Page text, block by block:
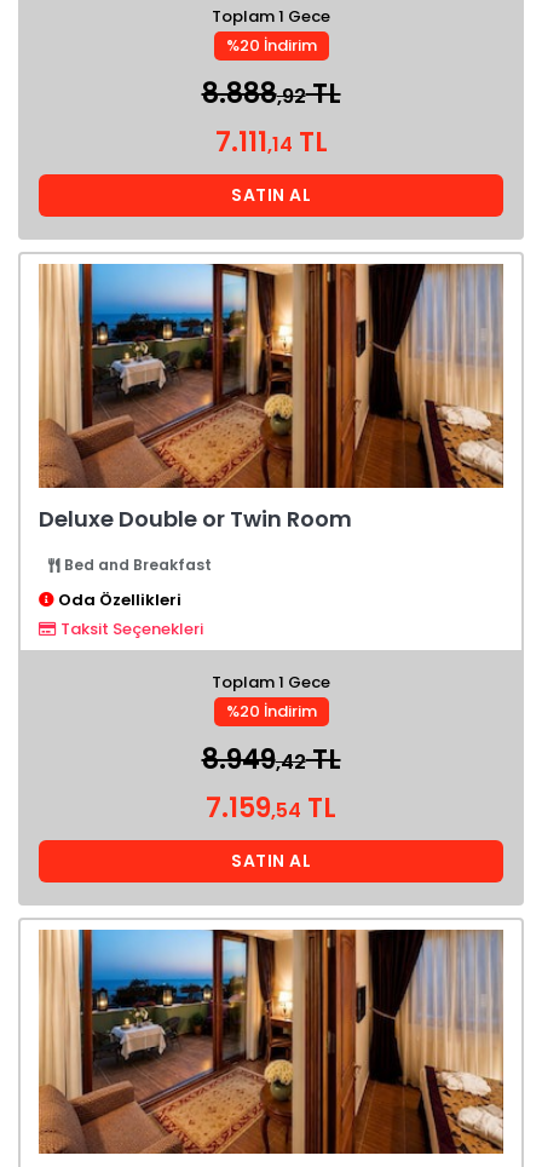
Toplam 1 Gece
%20 İndirim
8.888,92TL
7.111,14 TL
SATIN AL
Deluxe Double or Twin Room
Bed and Breakfast
Oda Özellikleri
Taksit Seçenekleri
Toplam 1 Gece
%20 İndirim
8.949,42TL
7.159,54 TL
SATIN AL